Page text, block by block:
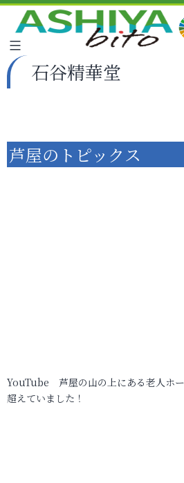
石谷精華堂
芦屋のトピックス
YouTube 芦屋の山の上にある老人ホ
超えていました！